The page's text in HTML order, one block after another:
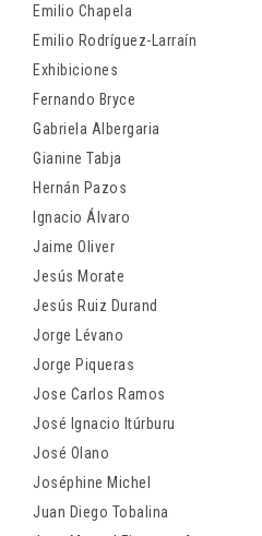
Emilio Chapela
Emilio Rodríguez-Larraín
Exhibiciones
Fernando Bryce
Gabriela Albergaria
Gianine Tabja
Hernán Pazos
Ignacio Álvaro
Jaime Oliver
Jesús Morate
Jesús Ruiz Durand
Jorge Lévano
Jorge Piqueras
Jose Carlos Ramos
José Ignacio Itúrburu
José Olano
Joséphine Michel
Juan Diego Tobalina